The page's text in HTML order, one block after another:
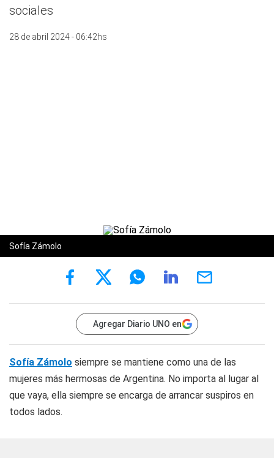
sociales
28 de abril 2024 - 06:42hs
Sofía Zámolo
Agregar Diario UNO en
Sofía Zámolo siempre se mantiene como una de las
mujeres más hermosas de Argentina. No importa al lugar al
que vaya, ella siempre se encarga de arrancar suspiros en
todos lados.